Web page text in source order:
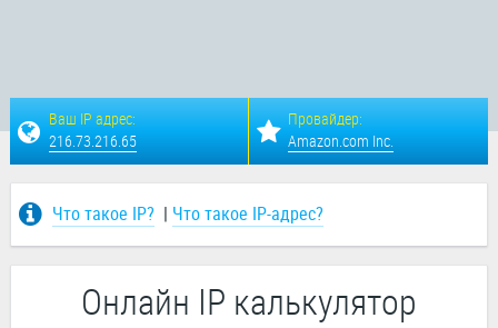
Ваш IP адрес:
216.73.216.65
Провайдер:
Amazon.com Inc.
Что такое IP? | Что такое IP-адрес?
Онлайн IP калькулятор